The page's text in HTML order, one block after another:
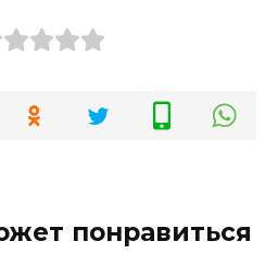
понравиться